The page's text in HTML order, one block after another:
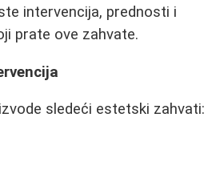
intervencija, prednosti i
prate ove zahvate.
sledeći estetski zahvati: